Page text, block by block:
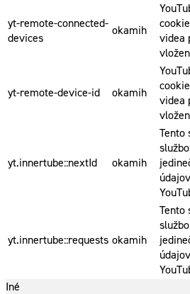
yt-remote-connected-
devices
okamih
videa
yt-remote-device-id okamih
videa
yt.innertube::nextId okamih
Tento
yt.innertube::requests okamih
Tento
Iné